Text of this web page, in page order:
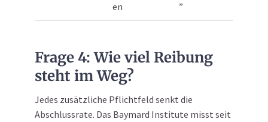
en
”
Frage 4: Wie viel Reibung
steht im Weg?
Jedes zusätzliche Pflichtfeld senkt die
Abschlussrate. Das Baymard Institute misst seit